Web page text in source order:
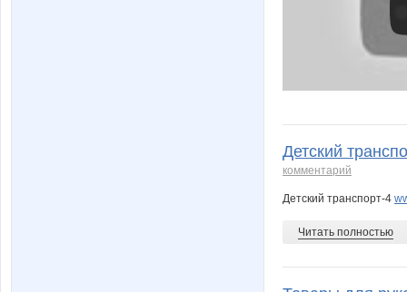
Детский
комментарий
Детский транспорт-4
Читать полностью